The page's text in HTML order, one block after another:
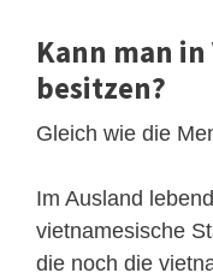
Kann man
besitzen?
Gleich wie die
Im Ausland
vietnamesische
die noch die